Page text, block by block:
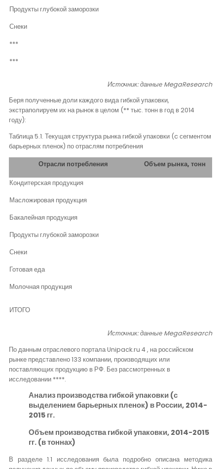
Продукты глубокой заморозки
Снеки
***
***
Источник: данные MegaResearch
Беря полученные доли каждого вида гибкой упаковки,
экстраполируем их на рынок в целом (** тыс. тонн в год в 2014
году):
Таблица 5.1. Текущая структура рынка гибкой упаковки (c сегментом
барьерных пленок) по отраслям потребления
Отрасли потребления Объем рынка, тонн
Кондитерская продукция
Масложировая продукция
Бакалейная продукция
Продукты глубокой заморозки
Снеки
Готовая еда
Молочная продукция
ИТОГО
Источник: данные MegaResearch
По данным отраслевого порталаUnipack.ru 4, на российском
рынке представлено 133 компании, производящих или
поставляющих продукцию в РФ. Без рассмотренных в
исследовании ****.
Анализ производства гибкой упаковки (с
выделением барьерных пленок) в России, 2014-
2015 гг.
Объем производства гибкой упаковки, 2014-2015
гг. (в тоннах)
В разделе 1.1 исследования была подробно описана методика